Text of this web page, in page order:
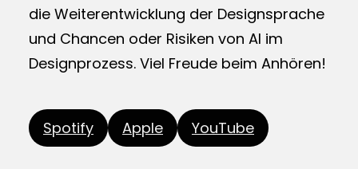
die Weiterentwicklung der Designsprache
und Chancen oder Risiken von AI im
Designprozess. Viel Freude beim Anhören!
Spotify Apple YouTube